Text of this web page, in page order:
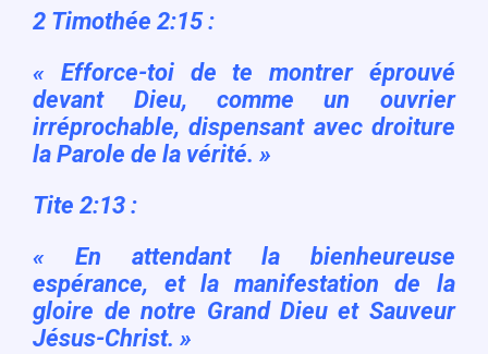
2 Timothée 2:15 :
«Efforce-toi de te montrer éprouvé
devant Dieu, comme un ouvrier
irréprochable, dispensant avec droiture
la Parole de la vérité. »
Tite 2:13 :
«En attendant la bienheureuse
espérance, et la manifestation de la
gloire de notre Grand Dieu et Sauveur
Jésus-Christ. »